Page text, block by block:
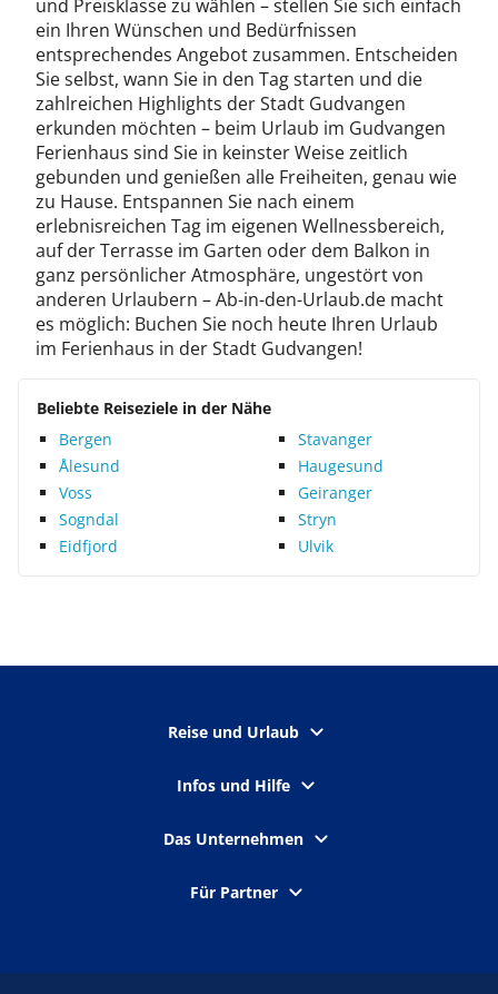
und Preisklasse zu wählen – stellen Sie sich einfach
ein Ihren Wünschen und Bedürfnissen
entsprechendes Angebot zusammen. Entscheiden
Sie selbst, wann Sie in den Tag starten und die
zahlreichen Highlights der Stadt Gudvangen
erkunden möchten – beim Urlaub im Gudvangen
Ferienhaus sind Sie in keinster Weise zeitlich
gebunden und genießen alle Freiheiten, genau wie
zu Hause. Entspannen Sie nach einem
erlebnisreichen Tag im eigenen Wellnessbereich,
auf der Terrasse im Garten oder dem Balkon in
ganz persönlicher Atmosphäre, ungestört von
anderen Urlaubern – Ab-in-den-Urlaub.de macht
es möglich: Buchen Sie noch heute Ihren Urlaub
im Ferienhaus in der Stadt Gudvangen!
Beliebte Reiseziele in der Nähe
Bergen
Stavanger
Ålesund
Haugesund
Voss
Geiranger
Sogndal
Stryn
Eidfjord
Ulvik
Reise und Urlaub
Infos und Hilfe
Das Unternehmen
Für Partner